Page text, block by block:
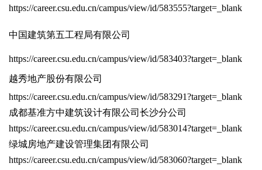
https://career.csu.edu.cn/campus/view/id/583555?target=_blank
中国建筑第五工程局有限公司
https://career.csu.edu.cn/campus/view/id/583403?target=_blank
越秀地产股份有限公司
https://career.csu.edu.cn/campus/view/id/583291?target=_blank
成都基准方中建筑设计有限公司长沙分公司
https://career.csu.edu.cn/campus/view/id/583014?target=_blank
绿城房地产建设管理集团有限公司
https://career.csu.edu.cn/campus/view/id/583060?target=_blank